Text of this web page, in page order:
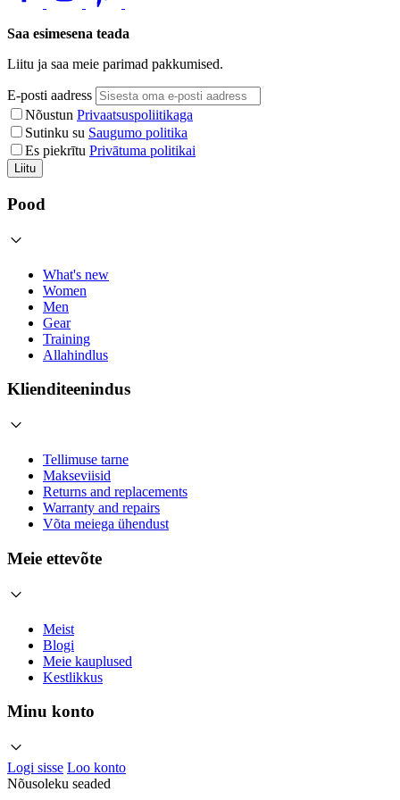
Saa esimesena teada
Liitu ja saa meie parimad pakkumised.
E-posti aadress
Nõustun Privaatsuspoliitikaga
Sutinku su Saugumo politika
Es piekrītu Privātuma politikai
Liitu
Pood
What's new
Women
Men
Gear
Training
Allahindlus
Klienditeenindus
Tellimuse tarne
Makseviisid
Returns and replacements
Warranty and repairs
Võta meiega ühendust
Meie ettevõte
Meist
Blogi
Meie kauplused
Kestlikkus
Minu konto
Logi sisse Loo konto
Nõusoleku seaded